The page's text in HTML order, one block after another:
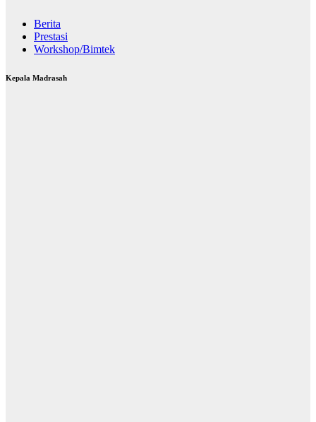
Berita
Prestasi
Workshop/Bimtek
Kepala Madrasah